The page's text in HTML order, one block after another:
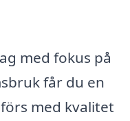
med fokus på
får du en
med kvalitet